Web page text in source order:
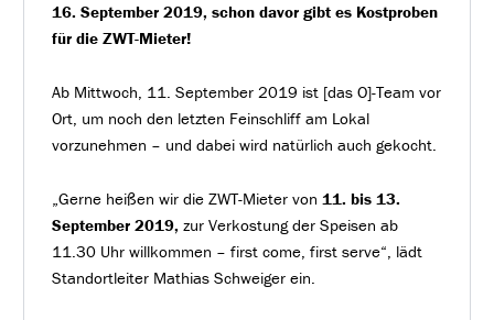
16. September 2019, schon davor gibt es Kostproben
für die ZWT-Mieter!
Ab Mittwoch, 11. September 2019 ist [das O]-Team vor
Ort, um noch den letzten Feinschliff am Lokal
vorzunehmen – und dabei wird natürlich auch gekocht.
„Gerne heißen wir die ZWT-Mieter von 11. bis 13.
September 2019, zur Verkostung der Speisen ab
11.30 Uhr willkommen – first come, first serve“, lädt
Standortleiter Mathias Schweiger ein.